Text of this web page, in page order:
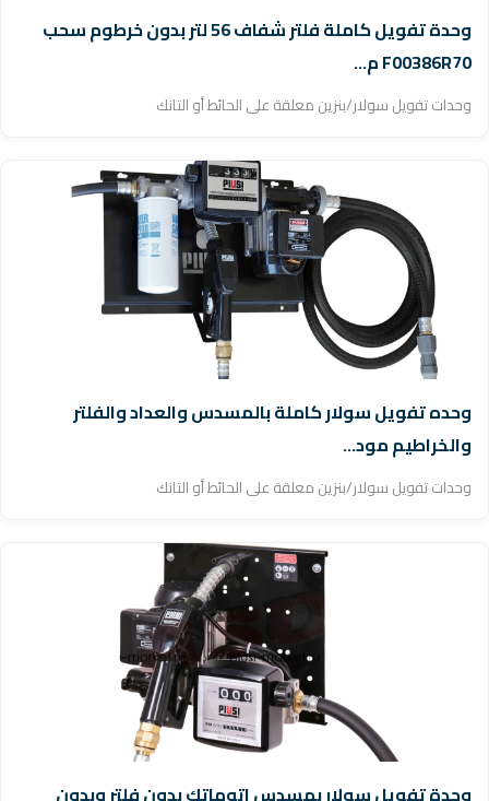
وحدة تفويل كاملة فلتر شفاف 56 لتر بدون خرطوم سحب
F00386R70 م...
وحدات تفويل سولار/بنزين معلقة على الحائط أو التانك
وحده تفويل سولار كاملة بالمسدس والعداد والفلتر
والخراطيم مود...
وحدات تفويل سولار/بنزين معلقة على الحائط أو التانك
وحدة تفويل سولار بمسدس اتوماتك بدون فلتر وبدون